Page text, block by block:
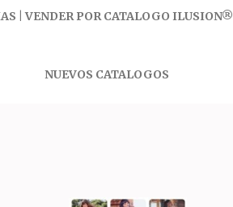
| VENDER POR CATALOGO ILUSION®
NUEVOS CATALOGOS